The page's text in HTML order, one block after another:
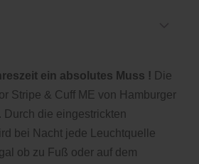
ein absolutes Muss ! Die
Stripe & Cuff ME von Hamburger
Durch die eingestrickten
bei Nacht jede Leuchtquelle
ob zu Fuß oder auf dem